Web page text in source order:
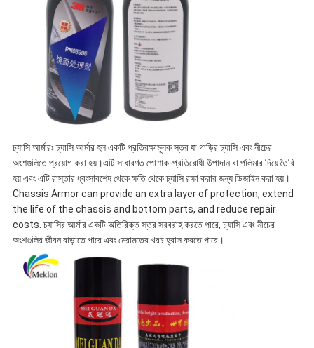
চ্যাসি আর্মারঃ চ্যাসি আর্মার হল একটি প্রতিরক্ষামূলক স্তর যা গাড়ির চ্যাসি এবং নীচের
অংশগুলিতে প্রয়োগ করা হয়।এটি সাধারণত পোশাক-প্রতিরোধী উপাদান বা পলিমার দিয়ে তৈরি
হয় এবং এটি রাস্তার ধ্বংসাবশেষ থেকে ক্ষতি থেকে চ্যাসি রক্ষা করার জন্য ডিজাইন করা হয়।
Chassis Armor can provide an extra layer of protection, extend
the life of the chassis and bottom parts, and reduce repair
costs. চ্যাসির আর্মার একটি অতিরিক্ত স্তর সরবরাহ করতে পারে, চ্যাসি এবং নীচের
অংশগুলির জীবন বাড়াতে পারে এবং মেরামতের খরচ হ্রাস করতে পারে।